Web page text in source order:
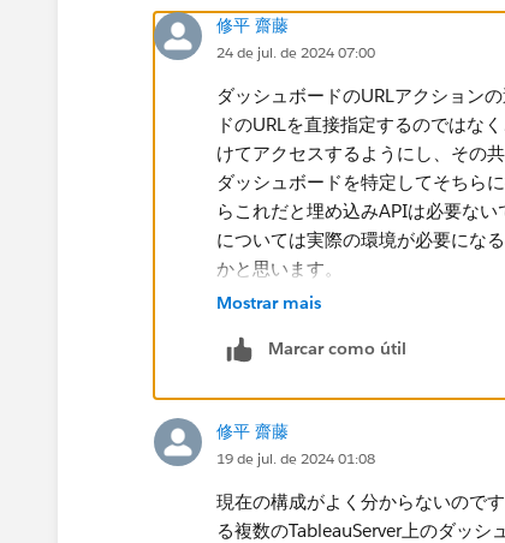
何卒よろしくお願い申し上げます。
修平 齋藤
24 de jul. de 2024 07:00
ダッシュボードのURLアクション
ドのURLを直接指定するのではな
けてアクセスするようにし、その
ダッシュボードを特定してそちら
らこれだと埋め込みAPIは必要な
については実際の環境が必要にな
かと思います。
>>ポータルサイトが起動するURL
という点についてはポータルサイ
か、あるいはポータルサイトとし
埋め込むようにし、そのInitialize
ます。前述の遷移先を制御するペ
Mostrar mais
Marcar como útil
修平 齋藤
19 de jul. de 2024 01:08
現在の構成がよく分からないので
る複数のTableauServer上のダッ